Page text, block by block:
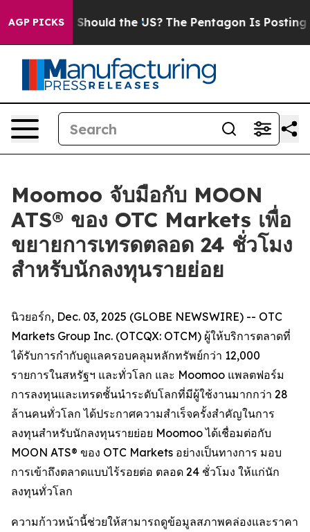
AGP PICKS
Kids. Should the US? The Pentagon Is Posting
Moomoo จับมือกับ MOON
ATS® ของ OTC Markets เพื่อ
ขยายการเทรดตลอด 24 ชั่วโมง
สำหรับนักลงทุนรายย่อย
นิวยอร์ก, Dec. 03, 2025 (GLOBE NEWSWIRE) -- OTC
Markets Group Inc. (OTCQX: OTCM) ผู้ให้บริการตลาดที่
ได้รับการกำกับดูแลครอบคลุมหลักทรัพย์กว่า 12,000
รายการในสหรัฐฯ และทั่วโลก และ Moomoo แพลตฟอร์ม
การลงทุนและเทรดชั้นนำระดับโลกที่มีผู้ใช้งานมากกว่า 28
ล้านคนทั่วโลก ได้ประกาศความสำเร็จครั้งสำคัญในการ
ลงทุนสำหรับนักลงทุนรายย่อย Moomoo ได้เชื่อมต่อกับ
MOON ATS® ของ OTC Markets อย่างเป็นทางการ มอบ
การเข้าถึงตลาดแบบไร้รอยต่อ ตลอด 24 ชั่วโมง ให้แก่นัก
ลงทุนทั่วโลก
ความก้าวหน้านี้ช่วยให้สามารถดูข้อมูลสภาพคล่องและราคา